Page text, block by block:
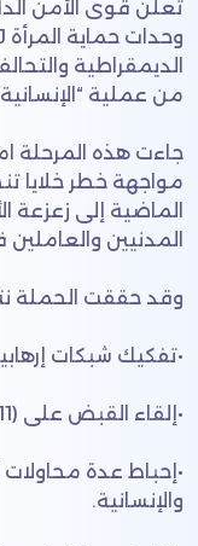
تعلن قوى الأمن
الديمقراطية
من عملية
جاءت هذه المرحلة
مواجهة خطر خلايا
الماضية إلى زعزعة
المدنيين
وقد حققت الحملة
​•​تفكيك شبكات
​•​إلقاء القبض على (11) عنصراً مرتبطين بتنظيم داعش.
​•​إحباط عدة
والإنسانية.